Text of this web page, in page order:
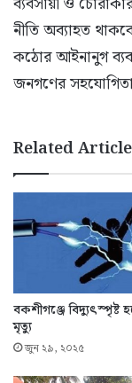
নীতি অব্যাহত
কঠোর আইনানুগ
জনগণের
Related
বকশীগঞ্জে বিদ্যুৎস্পৃষ্ট
মৃত্যু
জুন ২৯, ২০২৫